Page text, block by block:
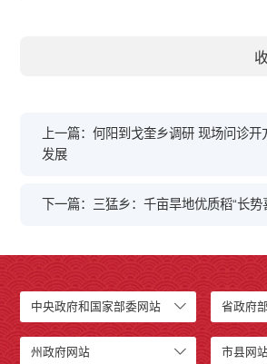
上一篇：何阳到戈奎乡调研 现场问诊
发展
下一篇：三猛乡：千亩旱地优质稻“长势
中央政府和国家部委网站 省政府
州政府网站 市县网